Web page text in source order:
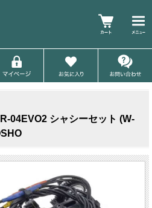
04EVO2 シャシーセット (W-